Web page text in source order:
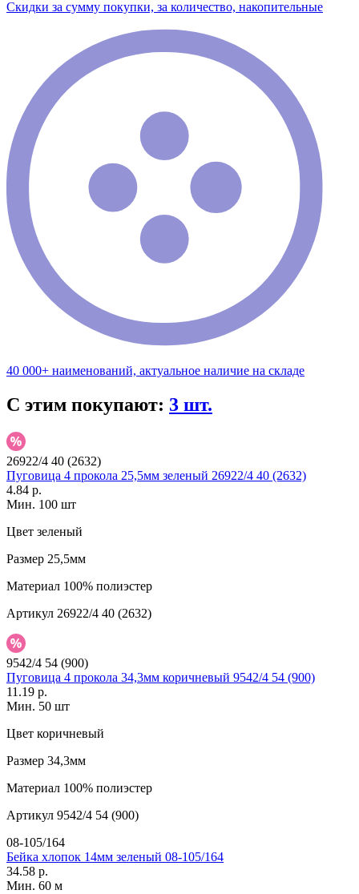
Скидки за сумму покупки, за количество, накопительные
40 000+ наименований, актуальное наличие на складе
С этим покупают: 3 шт.
26922/4 40 (2632)
Пуговица 4 прокола 25,5мм зеленый 26922/4 40 (2632)
4.84 р.
Мин. 100 шт
Цвет зеленый
Размер 25,5мм
Материал 100% полиэстер
Артикул 26922/4 40 (2632)
9542/4 54 (900)
Пуговица 4 прокола 34,3мм коричневый 9542/4 54 (900)
11.19 р.
Мин. 50 шт
Цвет коричневый
Размер 34,3мм
Материал 100% полиэстер
Артикул 9542/4 54 (900)
08-105/164
Бейка хлопок 14мм зеленый 08-105/164
34.58 р.
Мин. 60 м